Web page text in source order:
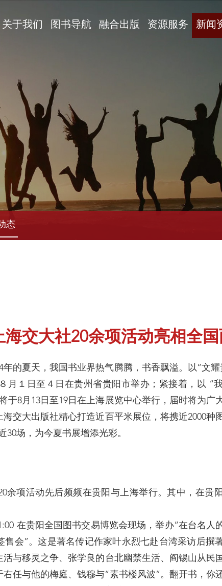
关于我们 图书导航 融合出版 资源服务 新闻
态
交大社20余项活动亮相全国
夏天，我国书业界热气腾腾，书香飘溢。以“文耀
月１日至４日在贵州省贵阳市举办；紧接着，以 “
于8月13日至19日在上海展览中心举行，届时将为广
交大出版社精心打造近百平米展位，将携近2000种
30场，为今夏书展增添光彩。
项活动先后频频在贵阳与上海举行。其中，在贵
在贵阳全国图书交易博览会现场，举办“在台名
会”。这是著名传记作家叶永烈七赴台湾采访后撰
与移灵之争、张学良的台北幽禁生活、阎锡山从民
任与他的梅庭、钱穆与“素书楼风波”。翻开书，你